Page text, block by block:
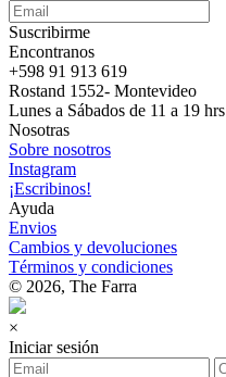
Suscribirme
Encontranos
+598 91 913 619
Rostand 1552- Montevideo
Lunes a Sábados de 11 a 19 hrs
Nosotras
Sobre nosotros
Instagram
¡Escribinos!
Ayuda
Envios
Cambios y devoluciones
Términos y condiciones
© 2026, The Farra
×
Iniciar sesión